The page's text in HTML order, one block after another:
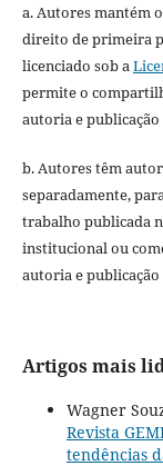
a. Autores mantém
direito de primeira
licenciado sob a
permite o
autoria e
b. Autores têm
separadamente,
trabalho publicada
institucional ou
autoria e
Artigos mais
Wagner
Revista
tendências